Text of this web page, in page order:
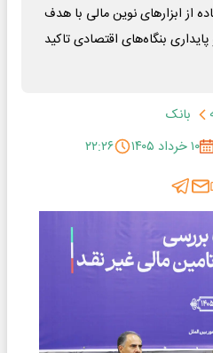
از ابزارهای نوین مالی با هدف
بنگاه‌های اقتصادی تاکید
بانک
۱۰ خرداد ۱۴۰۵ ۲۲:۲۶